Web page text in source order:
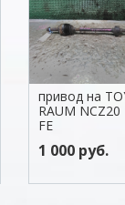
привод на
RAUM NCZ20
FE
1 000 руб.